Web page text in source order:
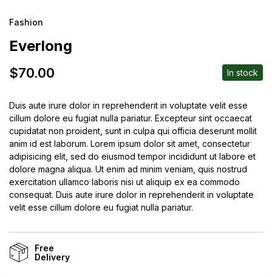
Fashion
Everlong
$70.00 In stock
Duis aute irure dolor in reprehenderit in voluptate velit esse
cillum dolore eu fugiat nulla pariatur. Excepteur sint occaecat
cupidatat non proident, sunt in culpa qui officia deserunt mollit
anim id est laborum. Lorem ipsum dolor sit amet, consectetur
adipisicing elit, sed do eiusmod tempor incididunt ut labore et
dolore magna aliqua. Ut enim ad minim veniam, quis nostrud
exercitation ullamco laboris nisi ut aliquip ex ea commodo
consequat. Duis aute irure dolor in reprehenderit in voluptate
velit esse cillum dolore eu fugiat nulla pariatur.
Free
Delivery